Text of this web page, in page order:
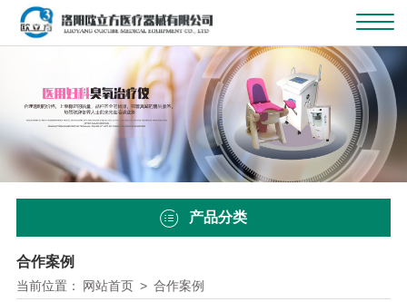
产品分类
合作案例
当前位置： 网站首页 > 合作案例